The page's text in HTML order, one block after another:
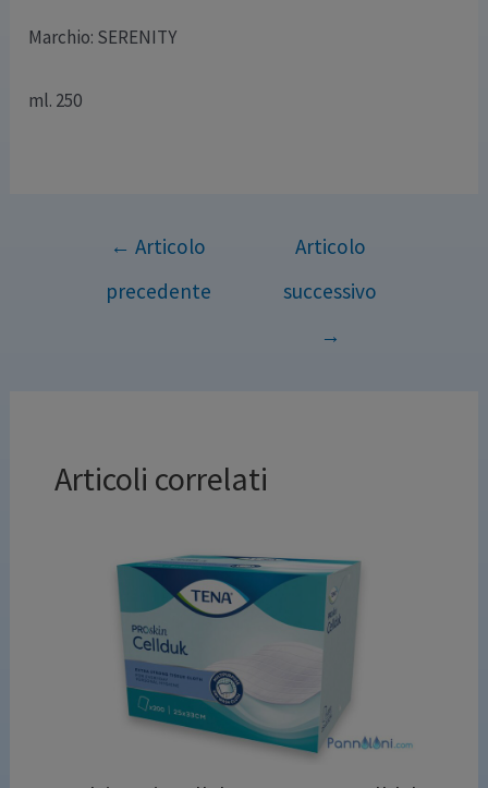
Marchio: SERENITY
ml. 250
← Articolo
precedente
Articolo
successivo
→
Articoli correlati